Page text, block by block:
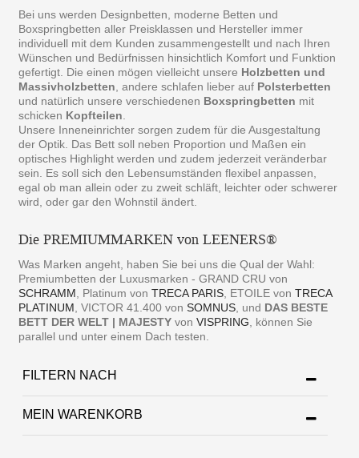
Bei uns werden Designbetten, moderne Betten und
Boxspringbetten aller Preisklassen und Hersteller immer
individuell mit dem Kunden zusammengestellt und nach Ihren
Wünschen und Bedürfnissen hinsichtlich Komfort und Funktion
gefertigt. Die einen mögen vielleicht unsere Holzbetten und
Massivholzbetten , andere schlafen lieber auf Polsterbetten
und natürlich unsere verschiedenen Boxspringbetten mit
schicken Kopfteilen
Unsere Inneneinrichter sorgen zudem für die Ausgestaltung
der Optik. Das Bett soll neben Proportion und Maßen ein
optisches Highlight werden und zudem jederzeit veränderbar
sein. Es soll sich den Lebensumständen flexibel anpassen,
egal ob man allein oder zu zweit schläft, leichter oder schwerer
wird, oder gar den Wohnstil ändert.
Die PREMIUMMARKEN von LEENERS®
Was Marken angeht, haben Sie bei uns die Qual der Wahl:
Premiumbetten der Luxusmarken - GRAND CRU von
SCHRAMM , Platinum vonTRECA PARIS , ETOILE vonTRECA
PLATINUM , VICTOR 41.400 vonSOMNUS , und DAS BESTE
BETT DER WELT | MAJESTYvonVISPRING , können Sie
parallel und unter einem Dach testen.
FILTERN NACH
MEIN WARENKORB